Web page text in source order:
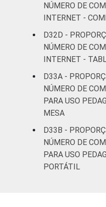
NÚMERO DE
INTERNET -
D32D -
NÚMERO DE
INTERNET -
D33A -
NÚMERO DE
PARA USO
MESA
D33B -
NÚMERO DE
PARA USO
PORTÁTIL